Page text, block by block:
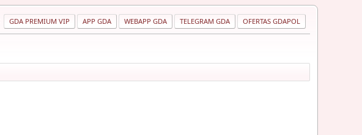
GDA PREMIUM VIP APP GDA WEBAPP GDA TELEGRAM GDA OFERTAS GDAPOL